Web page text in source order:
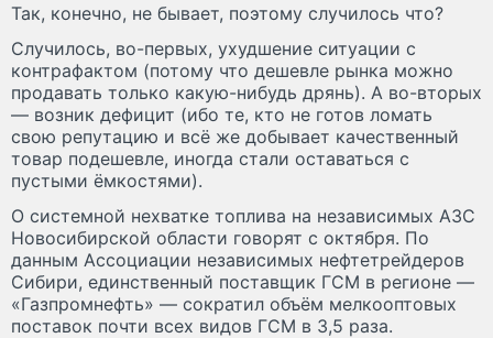
Так, конечно, не бывает, поэтому случилось что?
Случилось, во-первых, ухудшение ситуации с
контрафактом (потому что дешевле рынка можно
продавать только какую-нибудь дрянь). А во-вторых
— возник дефицит (ибо те, кто не готов ломать
свою репутацию и всё же добывает качественный
товар подешевле, иногда стали оставаться с
пустыми ёмкостями).
О системной нехватке топлива на независимых АЗС
Новосибирской области говорят с октября. По
данным Ассоциации независимых нефтетрейдеров
Сибири, единственный поставщик ГСМ в регионе —
«Газпромнефть» — сократил объём мелкооптовых
поставок почти всех видов ГСМ в 3,5 раза.